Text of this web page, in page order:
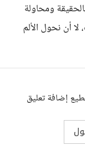
ومحاولة
أن نحول الألم
إضافة تعليق